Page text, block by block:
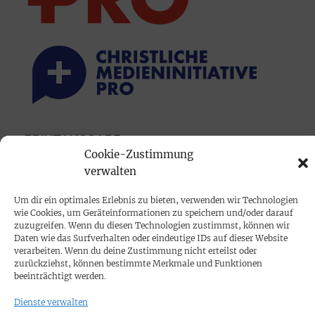
Cookie-Zustimmung
verwalten
Um dir ein optimales Erlebnis zu bieten, verwenden wir Technologien
wie Cookies, um Geräteinformationen zu speichern und/oder darauf
zuzugreifen. Wenn du diesen Technologien zustimmst, können wir
Daten wie das Surfverhalten oder eindeutige IDs auf dieser Website
verarbeiten. Wenn du deine Zustimmung nicht erteilst oder
zurückziehst, können bestimmte Merkmale und Funktionen
beeinträchtigt werden.
Dienste verwalten
PRINTAUSGABE
Mediadaten
PROKOMPAKT
Impressum
SPENDEN